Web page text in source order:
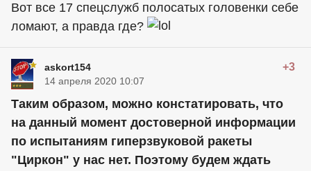
Вот все 17 спецслужб полосатых головенки себе
ломают, а правда где?
askort154 +3
14 апреля 2020 10:07
Таким образом, можно констатировать, что
на данный момент достоверной информации
по испытаниям гиперзвуковой ракеты
"Циркон" у нас нет. Поэтому будем ждать